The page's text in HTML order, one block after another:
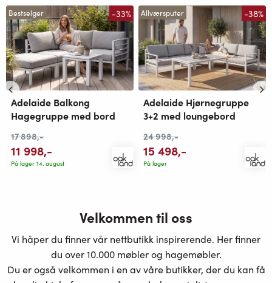
Bestselger -33%
Adelaide Balkong
Hagegruppe med bord
17 898,-
11 998,-
På lager 14. august
Allværsputer -38%
Adelaide Hjørnegruppe
3+2 med loungebord
24 998,-
15 498,-
På lager
Velkommen til oss
Vi håper du finner vår nettbutikk inspirerende. Her finner
du over 10.000 møbler og hagemøbler.
Du er også velkommen i en av våre butikker, der du kan få